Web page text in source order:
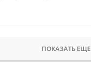
ПОКАЗАТЬ ЕЩЕ